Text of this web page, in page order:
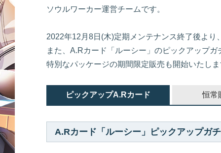
ソウルワーカー運営チームです。
2022年12月8日(木)定期メンテナンス終了後よ
また、A.Rカード「ルーシー」のピックアップ
特別なパッケージの期間限定販売も開始いたし
ピックアップA.Rカード 恒常
A.Rカード「ルーシー」ピックアップガ